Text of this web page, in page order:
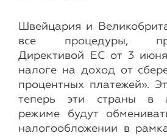
Швейцария и
все процедуры,
Директивой ЕС от 3
налоге на доход от
процентных платежей».
теперь эти страны в
режиме будут
налогообложении в